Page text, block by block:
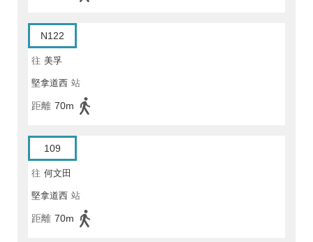
N122
往 美孚
堅拿道西 站
距離 70m
109
往 何文田
堅拿道西 站
距離 70m